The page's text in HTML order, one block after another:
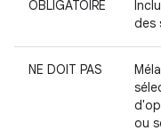
OBLIGATOIRE
des
NE DOIT PAS
ou